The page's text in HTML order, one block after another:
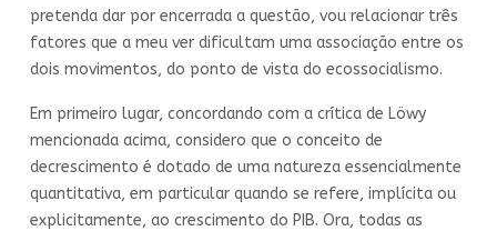
pretenda dar por encerrada a questão, vou relacionar três
fatores que a meu ver dificultam uma associação entre os
dois movimentos, do ponto de vista do ecossocialismo.
Em primeiro lugar, concordando com a crítica de Löwy
mencionada acima, considero que o conceito de
decrescimento é dotado de uma natureza essencialmente
quantitativa, em particular quando se refere, implícita ou
explicitamente, ao crescimento do PIB. Ora, todas as